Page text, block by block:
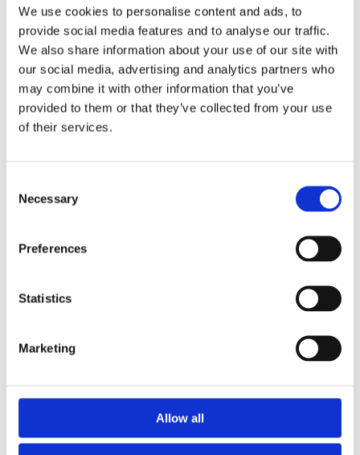
We use cookies to personalise content and ads, to
provide social media features and to analyse our traffic.
We also share information about your use of our site with
our social media, advertising and analytics partners who
may combine it with other information that you’ve
provided to them or that they’ve collected from your use
of their services.
Selection
Necessary
Preferences
Statistics
Marketing
Allow all
Tip pompa
membrana .
Presiune maxima de functionare
260 bar
Duza max. (1 pistol)
Voltaj
Lungime maxima furtun
Greutate echipament